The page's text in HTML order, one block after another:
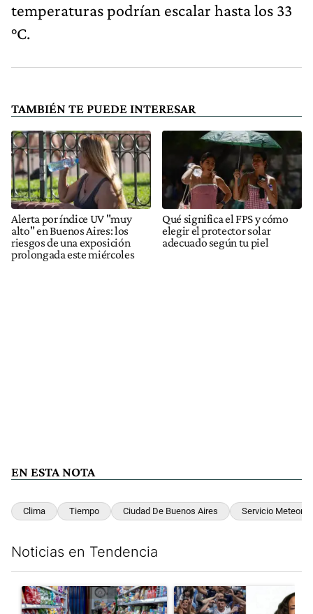
temperaturas podrían escalar hasta los 33
°C.
TAMBIÉN TE PUEDE INTERESAR
Alerta por índice UV "muy
alto" en Buenos Aires: los
riesgos de una exposición
prolongada este miércoles
Qué significa el FPS y cómo
elegir el protector solar
adecuado según tu piel
EN ESTA NOTA
Clima Tiempo Ciudad De Buenos Aires Servicio
Noticias en Tendencia
Un artículo de tendencia con el título "La inflación en CABA
Un artículo de tendencia con